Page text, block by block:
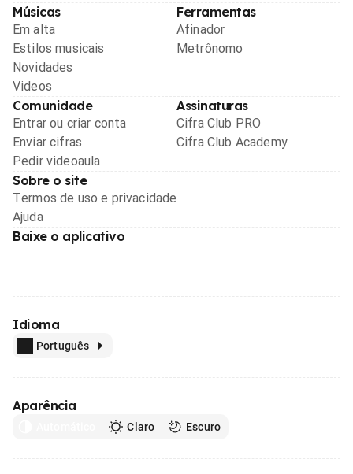
Músicas
Em alta
Estilos musicais
Novidades
Videos
Ferramentas
Afinador
Metrônomo
Comunidade
Entrar ou criar conta
Enviar cifras
Pedir videoaula
Assinaturas
Cifra Club PRO
Cifra Club Academy
Sobre o site
Termos de uso e privacidade
Ajuda
Baixe o aplicativo
Idioma
Português
Aparência
Claro Escuro